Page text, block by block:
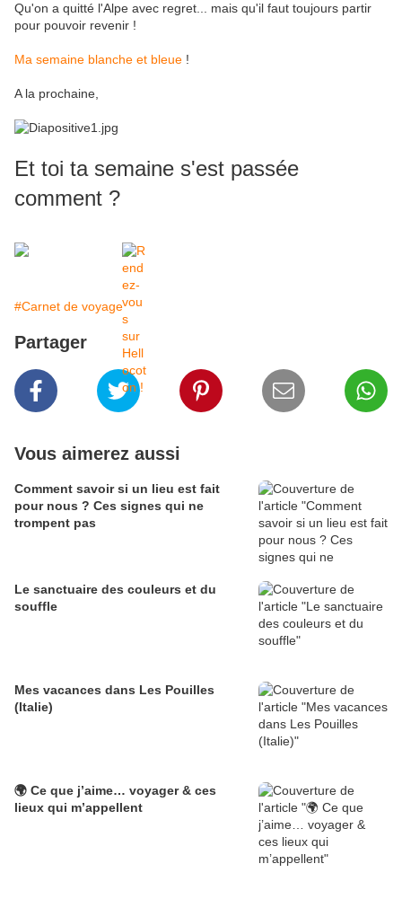
Qu'on a quitté l'Alpe avec regret... mais qu'il faut toujours partir
pour pouvoir revenir !
Ma semaine blanche et bleue !
A la prochaine,
Et toi ta semaine s'est passée
comment ?
#Carnet de voyage
Partager
Vous aimerez aussi
Comment savoir si un lieu est fait
pour nous ? Ces signes qui ne
trompent pas
Le sanctuaire des couleurs et du
souffle
Mes vacances dans Les Pouilles
(Italie)
🌍 Ce que j’aime… voyager & ces
lieux qui m’appellent